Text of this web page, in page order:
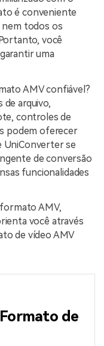
é conveniente
nem todos os
você
uma
AMV confiável?
arquivo,
controles de
podem oferecer
UniConverter se
de conversão
funcionalidades
AMV,
você através
de vídeo AMV
de